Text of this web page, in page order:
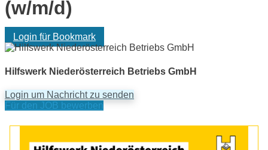
(w/m/d)
Login für Bookmark
Hilfswerk Niederösterreich Betriebs GmbH
Login um Nachricht zu senden
Für den JOB bewerben